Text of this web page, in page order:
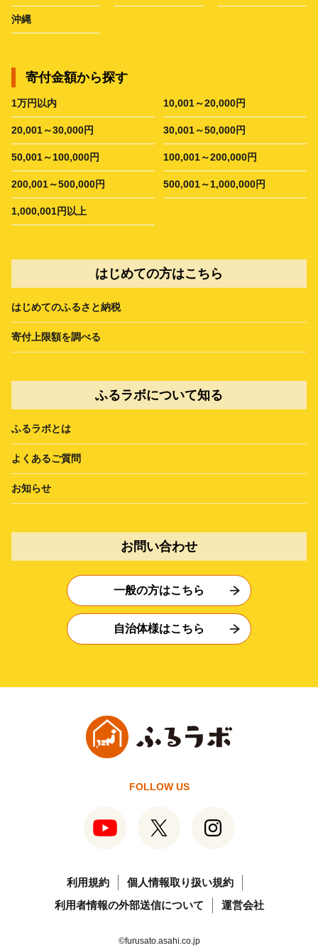
沖縄
寄付金額から探す
1万円以内 10,001～20,000円
20,001～30,000円 30,001～50,000円
50,001～100,000円 100,001～200,000円
200,001～500,000円 500,001～1,000,000円
1,000,001円以上
はじめての方はこちら
はじめてのふるさと納税
寄付上限額を調べる
ふるラボについて知る
ふるラボとは
よくあるご質問
お知らせ
お問い合わせ
一般の方はこちら
自治体様はこちら
FOLLOW US
利用規約
個人情報取り扱い規約
利用者情報の外部送信について
運営会社
©furusato.asahi.co.jp